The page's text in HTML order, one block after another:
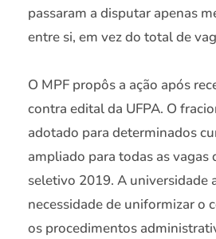
passaram a disputar apenas
entre si, em vez do total de
O MPF propôs a ação após
contra edital da UFPA. O
adotado para determinados
ampliado para todas as vagas
seletivo 2019. A universidade
necessidade de uniformizar o
os procedimentos